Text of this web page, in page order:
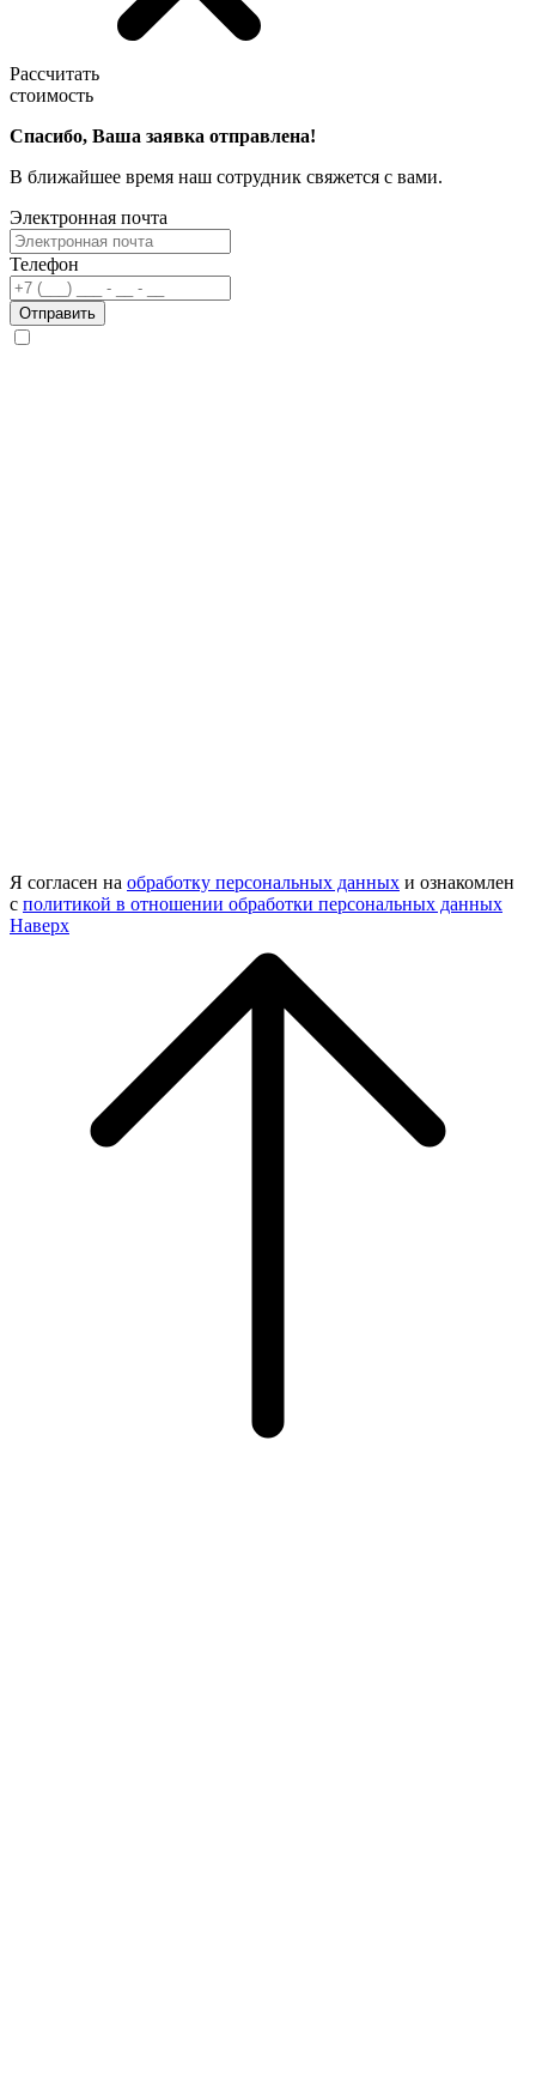
Рассчитать
стоимость
Спасибо, Ваша заявка отправлена!
В ближайшее время наш сотрудник свяжется с вами.
Электронная почта
Телефон
Отправить
Я согласен на обработку персональных данных и ознакомлен
с политикой в отношении обработки персональных данных
Наверх